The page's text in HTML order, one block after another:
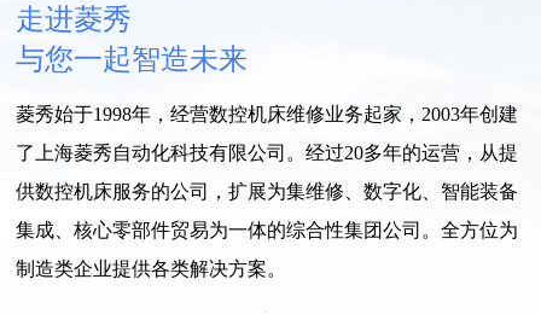
走进菱秀
与您一起智造未来
菱秀始于1998年，经营数控机床维修业务起家，2003年创建
了上海菱秀自动化科技有限公司。经过20多年的运营，从提
供数控机床服务的公司，扩展为集维修、数字化、智能装备
集成、核心零部件贸易为一体的综合性集团公司。全方位为
制造类企业提供各类解决方案。